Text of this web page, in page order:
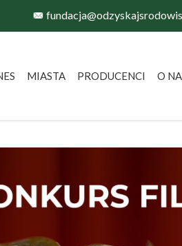
MIASTA PRODUCENCI O